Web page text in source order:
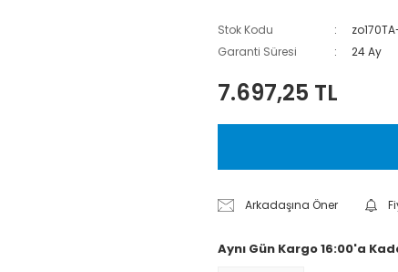
Stok Kodu
Garanti Süresi
24 Ay
7.697,25 TL
Arkadaşına Öner
Aynı Gün Kargo 16:00'a